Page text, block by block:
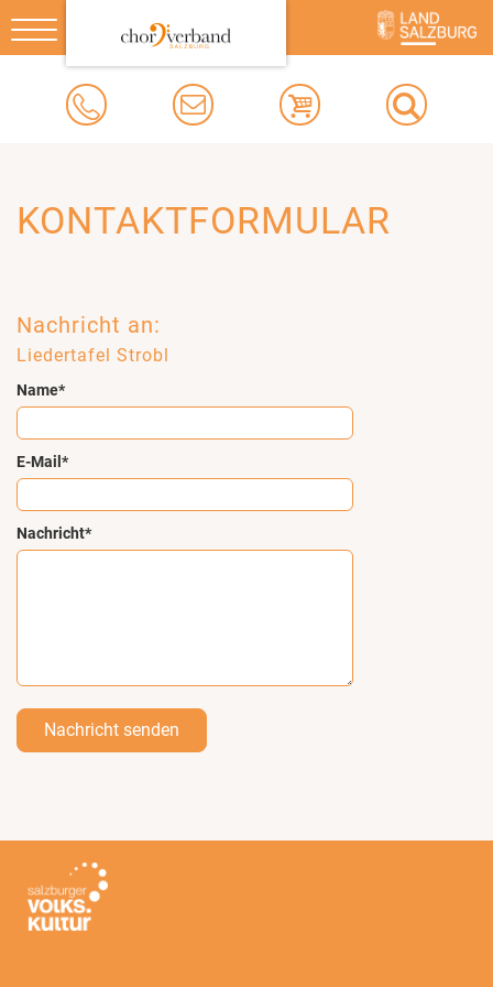
Toggle
navigation
KONTAKTFORMULAR
Nachricht an:
Liedertafel Strobl
Name*
E-Mail*
Nachricht*
Nachricht senden